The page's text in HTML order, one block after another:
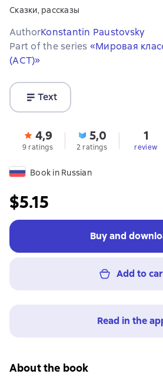
Сказки, рассказы
AuthorKonstantin Paustovsky
Part of the series «Мировая
(АСТ)»
Text
4,9
9 ratings
5,0
2 ratings
1
review
Book in Russian
$5.15
Buy and
Add to
Read in the
About the book